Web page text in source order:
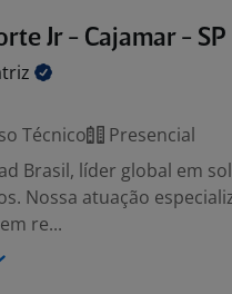
Jr - Cajamar - SP
Técnico
Presencial
Brasil, líder global em
Nossa atuação
re...